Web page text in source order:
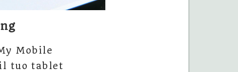
Mobile
tuo tablet